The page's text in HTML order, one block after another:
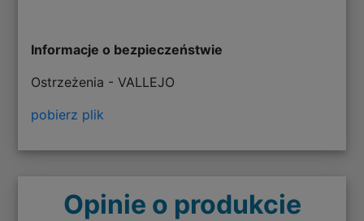
Informacje o bezpieczeństwie
Ostrzeżenia - VALLEJO
pobierz plik
Opinie o produkcie